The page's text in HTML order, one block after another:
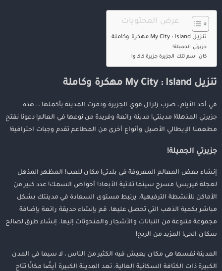
عرض المحتويات
تنزيل My City : Island مهكرة وكاملة
جزيرتي الجميلة!
كان اسم تلك الجزيرة جزيرة كاكاو!
تنزيل My City : Island مهكرة وكاملة
في أحد الأيام ، ضرب زلزال قوي الجزيرة ودمرت المدينة بأكملها … هذه
جزيرتي المذهلة! مدينتي! مدينة رائعة وفريدة من نوعها في العالم! دعونا نفتح
مطعمنا الإيطالي الأصيل وأنواع أخرى من المطاعم تقدم وجبات احترافية!
جزيرتي الجميلة!
إنشاء بعض المعالم المعروفة في بلدتي! مكان للعب! المظهر المذهل
لعجلة فيريس! مسرح سينما ثلاثية الأبعاد! أحواض السمك! عدد كبير من
الأماكن للأنشطة الترفيهية. يرتبط مستوى السعادة في مدينتك بشكل
مباشر بكمية الذهب التي تحصل عليها. قم بإنشاء حديقة رائعة بإضافة
مجموعة متنوعة من النباتات والأشجار والمنحوتات إليها. إنشاء طرق لصالح
سكان الحي! المزيد من الربح!
المدينة نفسها هي مكان يعيش فيه الكثير من الناس ، لا سيما في المدن
الكبيرة ذات الكثافة السكانية العالية. تعد المدينة الكبيرة أيضًا مكانًا تتاح